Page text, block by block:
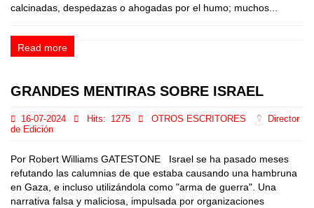
calcinadas, despedazas o ahogadas por el humo; muchos...
Read more
GRANDES MENTIRAS SOBRE ISRAEL
16-07-2024 Hits: 1275 OTROS ESCRITORES
Director
de Edición
Por Robert Williams GATESTONE Israel se ha pasado meses
refutando las calumnias de que estaba causando una hambruna
en Gaza, e incluso utilizándola como "arma de guerra". Una
narrativa falsa y maliciosa, impulsada por organizaciones